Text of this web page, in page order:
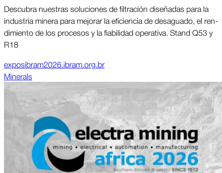
Descubra nuestras solu­ciones de filtra­ción dise­ñadas para la
indus­tria minera para mejo­rar la efi­ciencia de des­agua­do, el ren­
di­miento de los proce­sos y la fia­bilidad opera­tiva. Stand Q53 y
R18
exposibram2026.ibram.org.br
Minerals